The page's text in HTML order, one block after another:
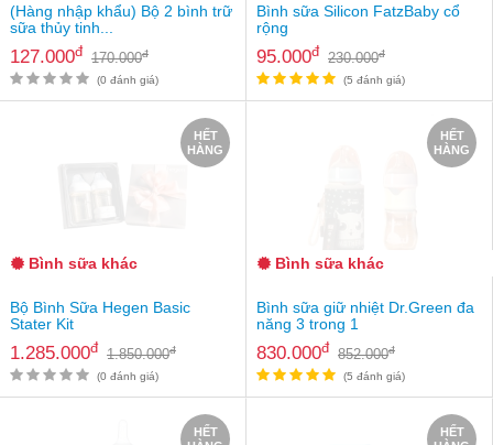
Bé
đi
ra
ngoài
Bé
tắm
chơi
mà
học
(Hàng nhập khẩu) Bộ 2 bình trữ
sữa thủy tinh...
127.000đ 170.000đ
(0 đánh giá)
Bình sữa Silicon FatzBaby cổ
rộng
95.000đ 230.000đ
(5 đánh giá)
Bộ Bình Sữa Hegen Basic
Stater Kit
1.285.000đ 1.850.000đ
(0 đánh giá)
HẾT
HÀNG
Bình sữa khác
Bình sữa giữ nhiệt Dr.Green đa
năng 3 trong 1
830.000đ 852.000đ
(5 đánh giá)
HẾT
HÀNG
Bình sữa khác
HẾT
HẾT